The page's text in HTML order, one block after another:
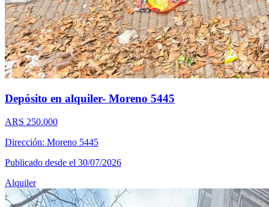
Depósito en alquiler- Moreno 5445
ARS 250.000
Dirección: Moreno 5445
Publicado desde el 30/07/2026
Alquiler